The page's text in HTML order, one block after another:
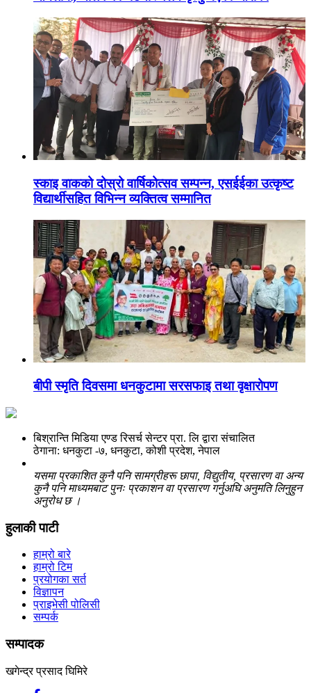
स्काइ वाकको दोस्रो वार्षिकोत्सव सम्पन्न, एसईईका उत्कृष्ट
विद्यार्थीसहित विभिन्न व्यक्तित्व सम्मानित
बीपी स्मृति दिवसमा धनकुटामा सरसफाइ तथा वृक्षारोपण
बिश्रान्ति मिडिया एण्ड रिसर्च सेन्टर प्रा. लि द्वारा संचालित
ठेगाना: धनकुटा -७, धनकुटा, कोशी प्रदेश, नेपाल
यसमा प्रकाशित कुनै पनि सामग्रीहरू छापा, विद्युतीय, प्रसारण वा अन्य
कुनै पनि माध्यमबाट पुनः प्रकाशन वा प्रसारण गर्नुअघि अनुमति लिनुहुन
अनुरोध छ ।
हुलाकी पाटी
हाम्रो बारे
हाम्रो टिम
प्रयोगका सर्त
विज्ञापन
प्राइभेसी पोलिसी
सम्पर्क
सम्पादक
खगेन्द्र प्रसाद घिमिरे